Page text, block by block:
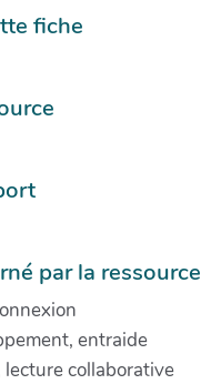
fiche
par la ressource
entraide
collaborative